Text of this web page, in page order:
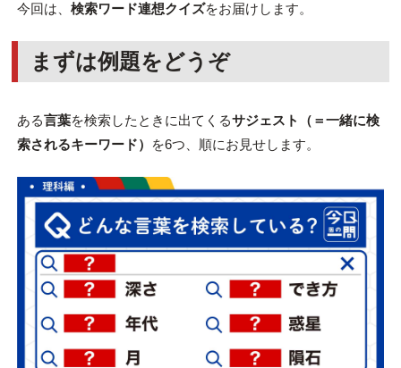
今回は、 検索ワード連想クイズをお届けします。
まずは例題をどうぞ
ある言葉を検索したときに出てくるサジェスト（＝一緒に検
索されるキーワード）
を6つ、順にお見せします。